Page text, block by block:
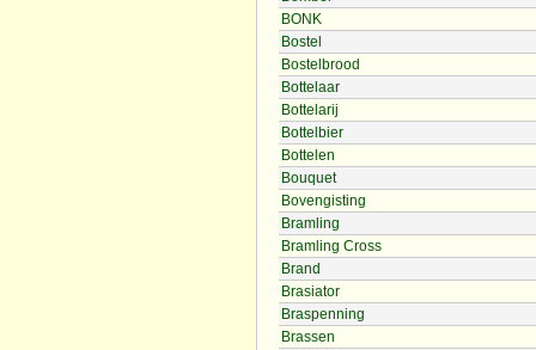
BONK
Bostel
Bostelbrood
Bottelaar
Bottelarij
Bottelbier
Bottelen
Bouquet
Bovengisting
Bramling
Bramling Cross
Brand
Brasiator
Braspenning
Brassen